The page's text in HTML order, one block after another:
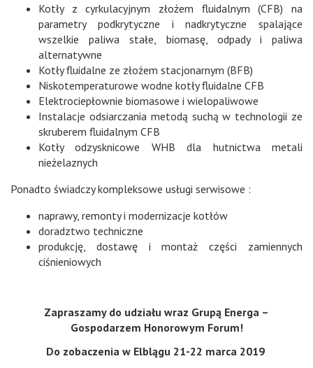
Kotły z cyrkulacyjnym złożem fluidalnym (CFB) na
parametry podkrytyczne i nadkrytyczne spalające
wszelkie paliwa stałe, biomasę, odpady i paliwa
alternatywne
Kotły fluidalne ze złożem stacjonarnym (BFB)
Niskotemperaturowe wodne kotły fluidalne CFB
Elektrociepłownie biomasowe i wielopaliwowe
Instalacje odsiarczania metodą suchą w technologii ze
skruberem fluidalnym CFB
Kotły odzysknicowe WHB dla hutnictwa metali
nieżelaznych
Ponadto świadczy kompleksowe usługi serwisowe :
naprawy, remonty i modernizacje kotłów
doradztwo techniczne
produkcję, dostawę i montaż części zamiennych
ciśnieniowych
Zapraszamy do udziału wraz Grupą Energa –
Gospodarzem Honorowym Forum!
Do zobaczenia w Elblągu 21-22 marca 2019